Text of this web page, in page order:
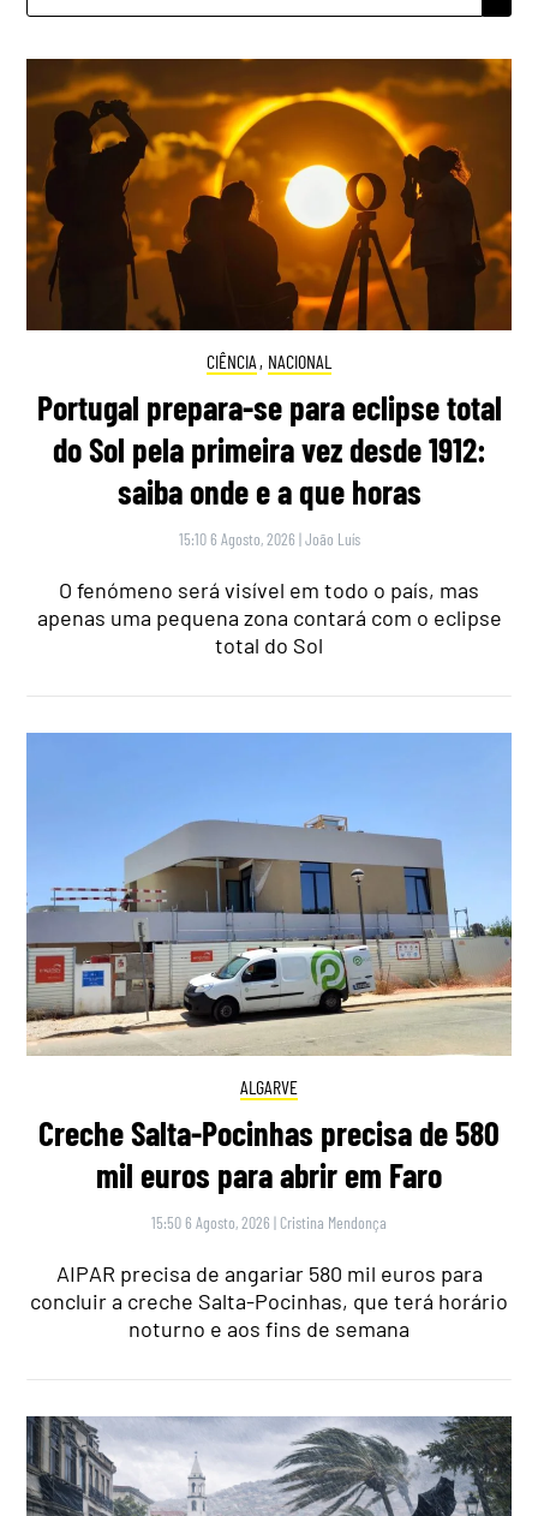
CIÊNCIA , NACIONAL
Portugal prepara-se para eclipse total
do Sol pela primeira vez desde 1912:
saiba onde e a que horas
15:10 6 Agosto, 2026 |João Luís
O fenómeno será visível em todo o país, mas
apenas uma pequena zona contará com o eclipse
total do Sol
ALGARVE
Creche Salta-Pocinhas precisa de 580
mil euros para abrir em Faro
15:50 6 Agosto, 2026 | Cristina Mendonça
AIPAR precisa de angariar 580 mil euros para
concluir a creche Salta-Pocinhas, que terá horário
noturno e aos fins de semana